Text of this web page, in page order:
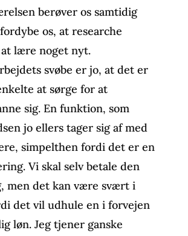
berøver os samtidig
os, at researche
lære noget nyt.
svøbe er jo, at det er
at sørge for at
sig. En funktion, som
jo ellers tager sig af med
simpelthen fordi det er en
Vi skal selv betale den
men det kan være svært i
det vil udhule en i forvejen
løn. Jeg tjener ganske